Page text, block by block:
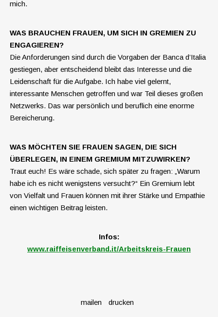
mich.
WAS BRAUCHEN FRAUEN, UM SICH IN GREMIEN ZU
ENGAGIEREN?
Die Anforderungen sind durch die Vorgaben der Banca d’Italia
gestiegen, aber entscheidend bleibt das Interesse und die
Leidenschaft für die Aufgabe. Ich habe viel gelernt,
interessante Menschen getroffen und war Teil dieses großen
Netzwerks. Das war persönlich und beruflich eine enorme
Bereicherung.
WAS MÖCHTEN SIE FRAUEN SAGEN, DIE SICH
ÜBERLEGEN, IN EINEM GREMIUM MITZUWIRKEN?
Traut euch! Es wäre schade, sich später zu fragen: „Warum
habe ich es nicht wenigstens versucht?“ Ein Gremium lebt
von Vielfalt und Frauen können mit ihrer Stärke und Empathie
einen wichtigen Beitrag leisten.
Infos:
www.raiffeisenverband.it/Arbeitskreis-Frauen
mailen drucken